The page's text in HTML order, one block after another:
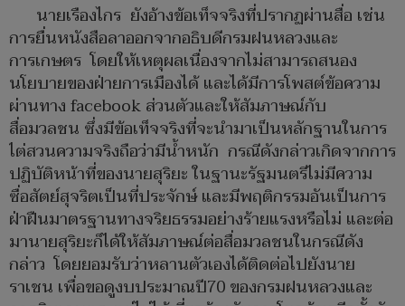
นายเรืองไกร ยังอ้างข้อเท็จจริงที่ปรากฏผ่านสื่อ เช่น
การยื่นหนังสือลาออกจากอธิบดีกรมฝนหลวงและ
การเกษตร โดยให้เหตุผลเนื่องจากไม่สามารถสนอง
นโยบายของฝ่ายการเมืองได้ และได้มีการโพสต์ข้อความ
ผ่านทาง facebook ส่วนตัวและให้สัมภาษณ์กับ
สื่อมวลชน ซึ่งมีข้อเท็จจริงที่จะนำมาเป็นหลักฐานในการ
ไต่สวนความจริงถือว่ามีน้ำหนัก กรณีดังกล่าวเกิดจากการ
ปฏิบัติหน้าที่ของนายสุริยะ ในฐานะรัฐมนตรีไม่มีความ
ซื่อสัตย์สุจริตเป็นที่ประจักษ์ และมีพฤติกรรมอันเป็นการ
ฝ่าฝืนมาตรฐานทางจริยธรรมอย่างร้ายแรงหรือไม่ และต่อ
มานายสุริยะก็ได้ให้สัมภาษณ์ต่อสื่อมวลชนในกรณีดัง
กล่าว โดยยอมรับว่าหลานตัวเองได้ติดต่อไปยังนาย
ราเชน เพื่อขอดูงบประมาณปี70 ของกรมฝนหลวงและ